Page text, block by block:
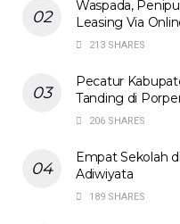
Waspada,
Leasing Via
213 SHARES
Pecatur
Tanding di
206 SHARES
Empat Sekolah
Adiwiyata
189 SHARES